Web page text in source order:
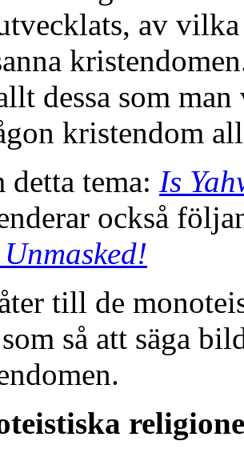
av
dessa som
kristendom
detta tema: Is
också
till de
så att säga